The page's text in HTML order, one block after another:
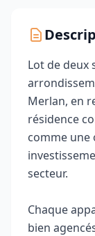
Lot de deux
Merlan, en
résidence
comme
secteur.
Chaque
bien